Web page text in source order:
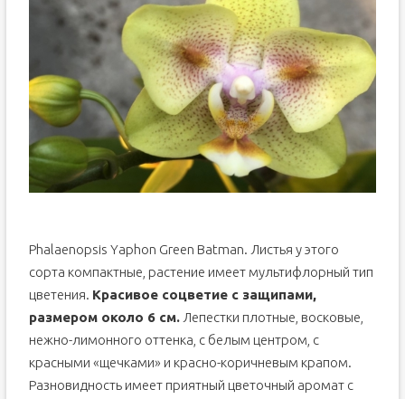
Phalaenopsis Yaphon Green Batman. Листья у этого
сорта компактные, растение имеет мультифлорный тип
цветения. Красивое соцветие с защипами,
размером около 6 см.Лепестки плотные, восковые,
нежно-лимонного оттенка, с белым центром, с
красными «щечками» и красно-коричневым крапом.
Разновидность имеет приятный цветочный аромат с